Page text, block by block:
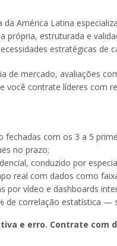
América Latina
própria, estruturada e
estratégicas de
de mercado, avaliações
você contrate líderes com
fechadas com os 3 a 5
no prazo;
conduzido por
real com dados como
por vídeo e dashboards
de correlação estatística —
e erro. Contrate com